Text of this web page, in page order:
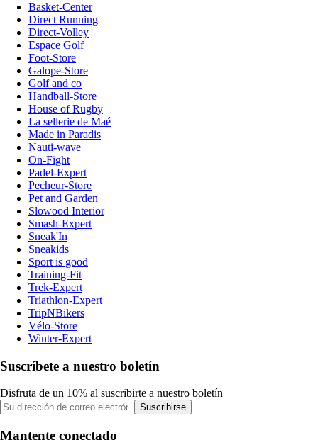
Basket-Center
Direct Running
Direct-Volley
Espace Golf
Foot-Store
Galope-Store
Golf and co
Handball-Store
House of Rugby
La sellerie de Maé
Made in Paradis
Nauti-wave
On-Fight
Padel-Expert
Pecheur-Store
Pet and Garden
Slowood Interior
Smash-Expert
Sneak'In
Sneakids
Sport is good
Training-Fit
Trek-Expert
Triathlon-Expert
TripNBikers
Vélo-Store
Winter-Expert
Suscríbete a nuestro boletín
Disfruta de un 10% al suscribirte a nuestro boletín
Suscribirse
Mantente conectado